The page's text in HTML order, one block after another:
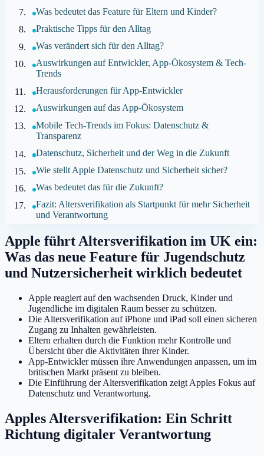
Was bedeutet das Feature für Eltern und Kinder?
Praktische Tipps für den Alltag
Was verändert sich für den Alltag?
Auswirkungen auf Entwickler, App-Ökosystem & Tech-
Trends
Herausforderungen für App-Entwickler
Auswirkungen auf das App-Ökosystem
Mobile Tech-Trends im Fokus: Datenschutz &
Transparenz
Datenschutz, Sicherheit und der Weg in die Zukunft
Wie stellt Apple Datenschutz und Sicherheit sicher?
Was bedeutet das für die Zukunft?
Fazit: Altersverifikation als Startpunkt für mehr Sicherheit
und Verantwortung
Apple führt Altersverifikation im UK ein:
Was das neue Feature für Jugendschutz
und Nutzersicherheit wirklich bedeutet
Apple reagiert auf den wachsenden Druck, Kinder und
Jugendliche im digitalen Raum besser zu schützen.
Die Altersverifikation auf iPhone und iPad soll einen sicheren
Zugang zu Inhalten gewährleisten.
Eltern erhalten durch die Funktion mehr Kontrolle und
Übersicht über die Aktivitäten ihrer Kinder.
App-Entwickler müssen ihre Anwendungen anpassen, um im
britischen Markt präsent zu bleiben.
Die Einführung der Altersverifikation zeigt Apples Fokus auf
Datenschutz und Verantwortung.
Apples Altersverifikation: Ein Schritt
Richtung digitaler Verantwortung